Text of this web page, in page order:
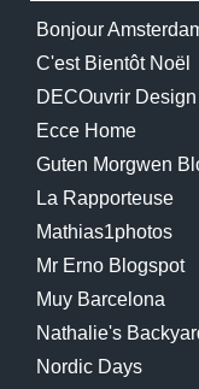
Bonjour
C'est Bientôt Noël
DECOuvrir Design
Ecce Home
Guten Morgwen
La Rapporteuse
Mathias1photos
Mr Erno Blogspot
Muy Barcelona
Nathalie's
Nordic Days